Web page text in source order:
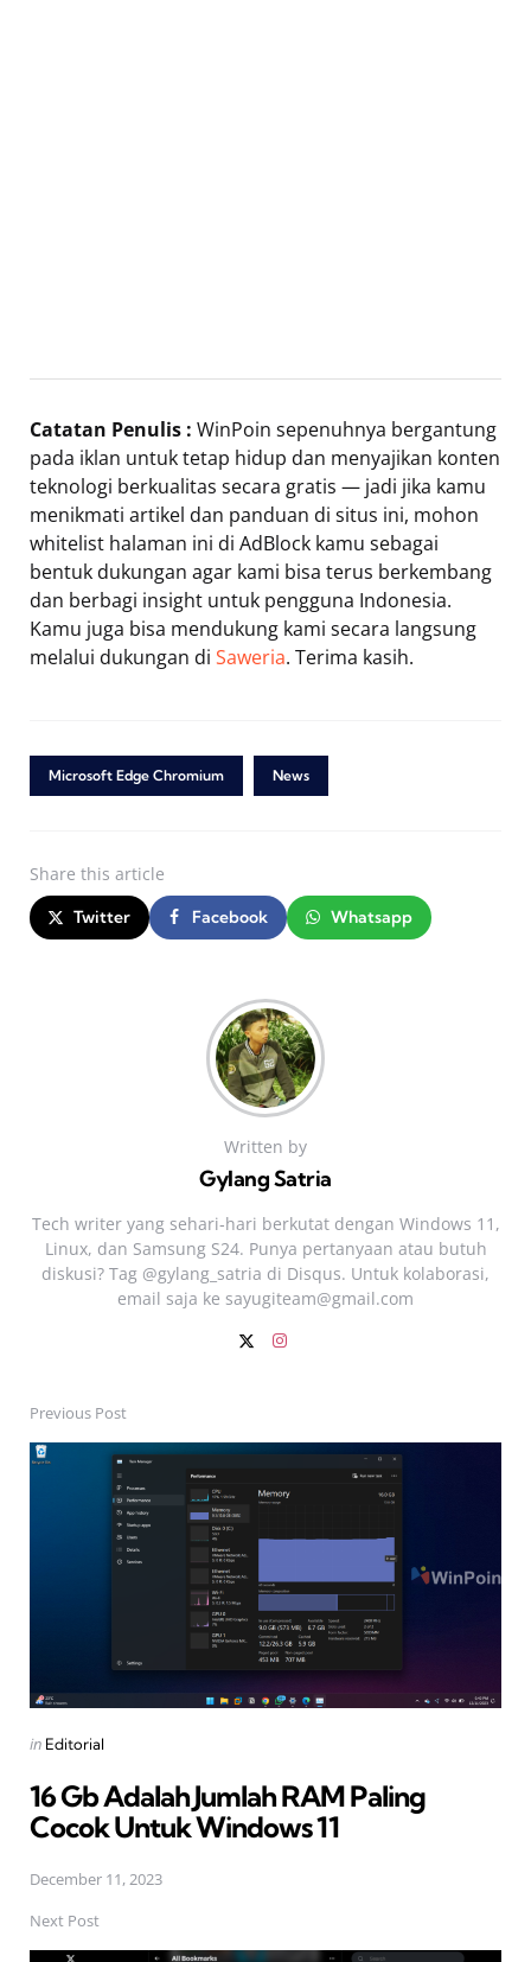
Catatan Penulis : WinPoin sepenuhnya bergantung
pada iklan untuk tetap hidup dan menyajikan konten
teknologi berkualitas secara gratis — jadi jika kamu
menikmati artikel dan panduan di situs ini, mohon
whitelist halaman ini di AdBlock kamu sebagai
bentuk dukungan agar kami bisa terus berkembang
dan berbagi insight untuk pengguna Indonesia.
Kamu juga bisa mendukung kami secara langsung
melalui dukungan di Saweria. Terima kasih.
Microsoft Edge Chromium News
Share this article
Twitter Facebook Whatsapp
Written by
Gylang Satria
Tech writer yang sehari‑hari berkutat dengan Windows 11,
Linux, dan Samsung S24. Punya pertanyaan atau butuh
diskusi? Tag @gylang_satria di Disqus. Untuk kolaborasi,
email saja ke sayugiteam@gmail.com
Post
navigation
Previous Post
Posted
in Editorial
16 Gb Adalah Jumlah RAM Paling
Cocok Untuk Windows 11
December 11, 2023
Next Post